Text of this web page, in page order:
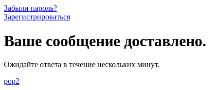
Забыли пароль?
Зарегистрироваться
Ваше сообщение доставлено.
Ожидайте ответа в течение нескольких минут.
pop2